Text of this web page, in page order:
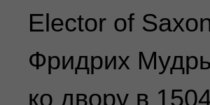
Elector of
Фридрих
ко двору в